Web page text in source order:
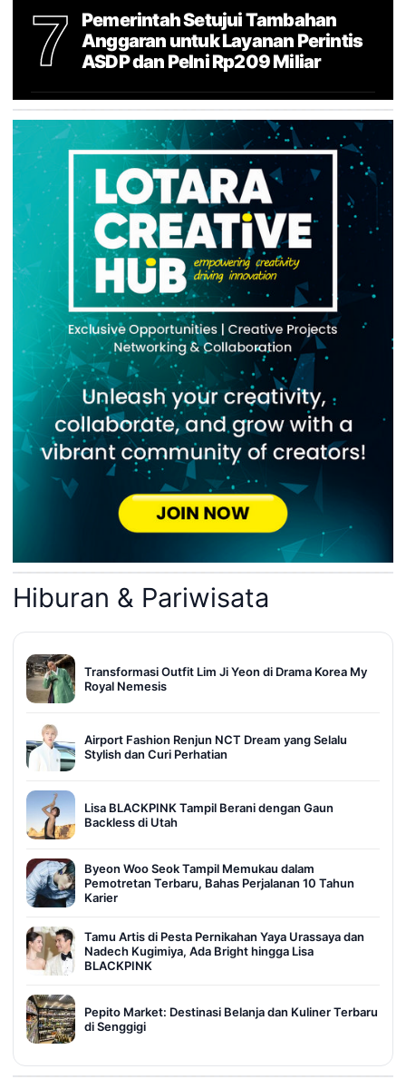
7
Pemerintah Setujui Tambahan
Anggaran untuk Layanan Perintis
ASDP dan Pelni Rp209 Miliar
Hiburan & Pariwisata
Transformasi Outfit Lim Ji Yeon di Drama Korea My
Royal Nemesis
Airport Fashion Renjun NCT Dream yang Selalu
Stylish dan Curi Perhatian
Lisa BLACKPINK Tampil Berani dengan Gaun
Backless di Utah
Byeon Woo Seok Tampil Memukau dalam
Pemotretan Terbaru, Bahas Perjalanan 10 Tahun
Karier
Tamu Artis di Pesta Pernikahan Yaya Urassaya dan
Nadech Kugimiya, Ada Bright hingga Lisa
BLACKPINK
Pepito Market: Destinasi Belanja dan Kuliner Terbaru
di Senggigi